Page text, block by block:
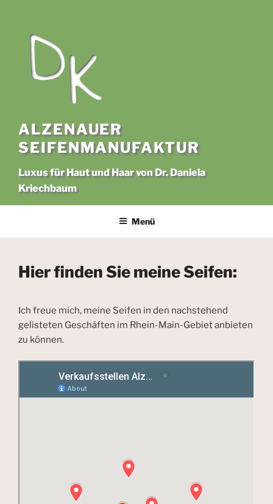
springen
ALZENAUER
SEIFENMANUFAKTUR
Luxus für Haut und Haar von Dr. Daniela
Kriechbaum
Menü
Hier finden Sie meine Seifen:
Ich freue mich, meine Seifen in den nachstehend
gelisteten Geschäften im Rhein-Main-Gebiet anbieten
zu können.